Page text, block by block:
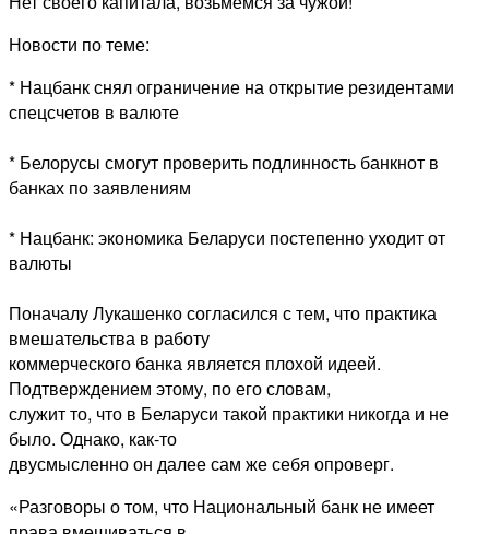
Новости по теме:
* Нацбанк снял ограничение на открытие резидентами
спецсчетов в валюте
* Белорусы смогут проверить подлинность банкнот в
банках по заявлениям
* Нацбанк: экономика Беларуси постепенно уходит от
валюты
Поначалу Лукашенко согласился с тем, что практика
вмешательства в работу
коммерческого банка является плохой идеей.
Подтверждением этому, по его словам,
служит то, что в Беларуси такой практики никогда и не
было. Однако, как-то
двусмысленно он далее сам же себя опроверг.
«Разговоры о том, что Национальный банк не имеет